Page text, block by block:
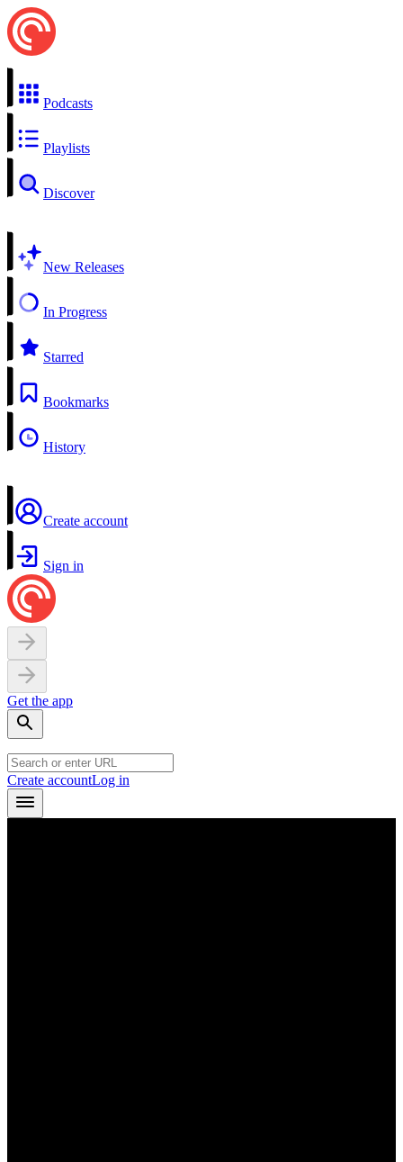
Podcasts
Playlists
Discover
New Releases
In Progress
Starred
Bookmarks
History
Create account
Sign in
Get the app
Create accountLog in